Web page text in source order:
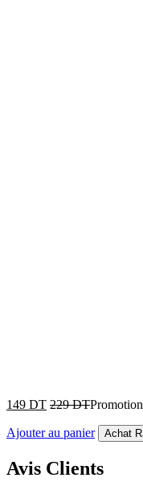
149 DT 229DTPromotion
Ajouter au panier Achat
Avis Clients